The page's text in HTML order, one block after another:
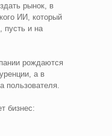
рынок, в
ИИ, который
пусть и на
рождаются
а в
пользователя.
бизнес: